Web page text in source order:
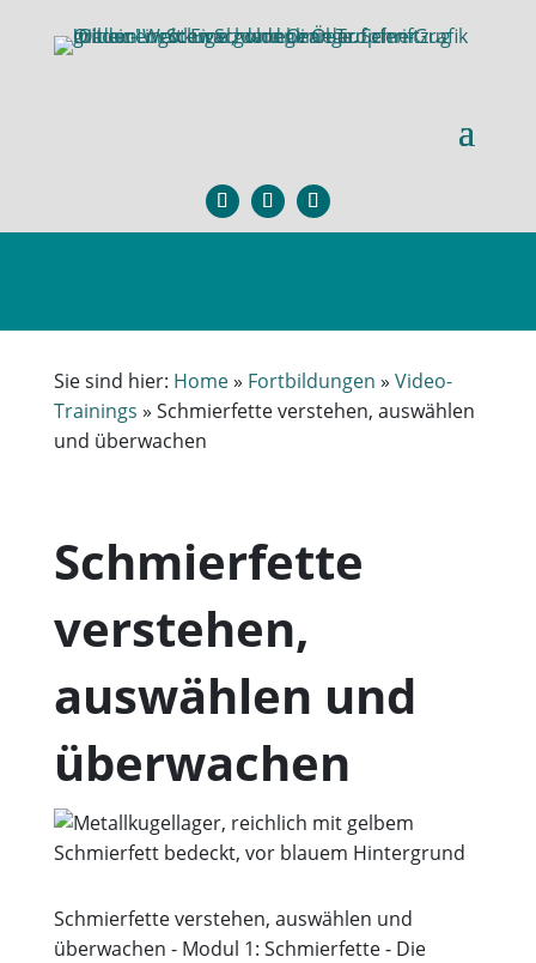
Sie sind hier: Home» Fortbildungen » Video-
Trainings » Schmierfette verstehen, auswählen
und überwachen
Schmierfette
verstehen,
auswählen und
überwachen
Schmierfette verstehen, auswählen und
überwachen - Modul 1: Schmierfette - Die